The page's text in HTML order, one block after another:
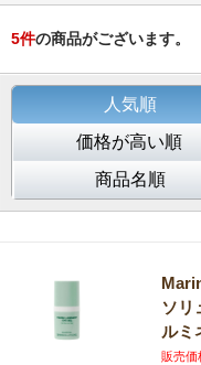
5件の商品がございます。
人気順
価格が高い順
商品名順
ソリ
ルミ
販売価